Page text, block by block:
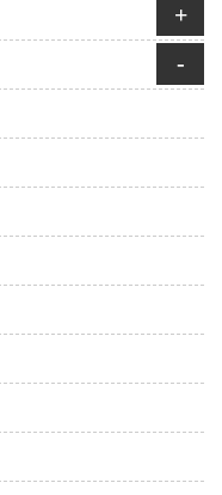
+
-